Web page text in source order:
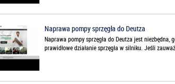
Naprawa pompy sprzęgła do Deutza
Naprawa pompy sprzęgła do Deutza jest niezbędna,
prawidłowe działanie sprzęgła w silniku. Jeśli